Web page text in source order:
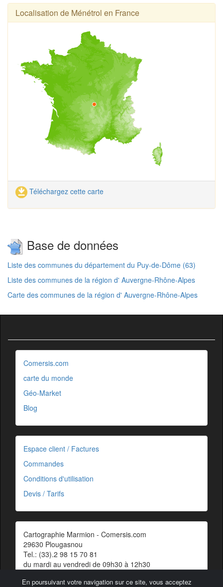
Localisation de Ménétrol en France
Téléchargez cette carte
Base de données
Liste des communes du département du Puy-de-Dôme (63)
Liste des communes de la région d' Auvergne-Rhône-Alpes
Carte des communes de la région d' Auvergne-Rhône-Alpes
En poursuivant votre navigation sur ce site, vous acceptez
Comersis.com
carte du monde
Géo-Market
Blog
Espace client / Factures
Commandes
Conditions d'utilisation
Devis / Tarifs
Cartographie Marmion - Comersis.com
29630 Plougasnou
Tel.: (33).2 98 15 70 81
du mardi au vendredi de 09h30 à 12h30